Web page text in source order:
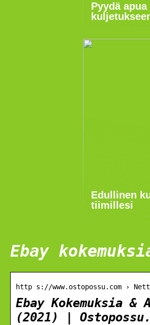
Pyydä
Edullinen
tiimillesi
Ebay
http s://www.ostopossu.com ›
Ebay Kokemuksia &
(2021) |